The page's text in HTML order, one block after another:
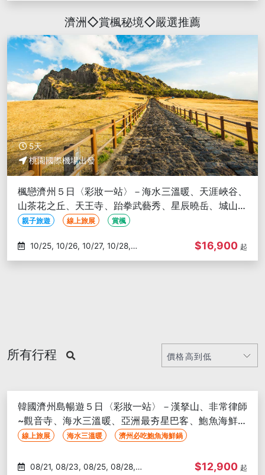
濟洲◇賞楓秘境◇嚴選推薦
5天
桃園國際機場出發
楓戀濟州５日〈彩妝一站〉－海水三溫暖、天涯峽谷、
山茶花之丘、天王寺、跆拳武藝秀、星辰曉岳、城山日
出峰、倫敦貝果、偶來市場
親子旅遊 線上旅展 賞楓
10/29
$16,900 起
所有行程
韓國濟州島暢遊５日〈彩妝一站〉－漢拏山、非常律師
~觀音寺、海水三溫暖、亞洲最夯星巴客、鮑魚海鮮美
食線上旅展 海水三溫暖 濟州必吃鮑魚海鮮鍋
$12,900 起